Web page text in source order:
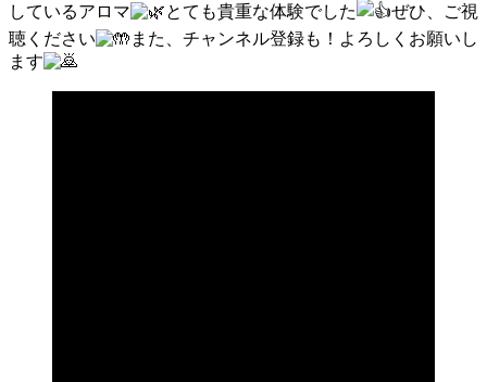
しているアロマ
とても貴重な体験でした
ぜひ、ご視
聴ください
また、チャンネル登録も！よろしくお願いし
ます